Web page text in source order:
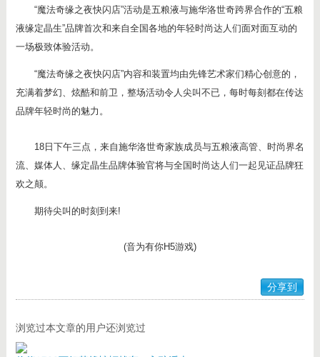
“魔法奇缘之夜快闪店”活动是五粮液与施华洛世奇跨界合作的“五粮
液缘定晶生”品牌首次和来自全国各地的年轻时尚达人们面对面互动的
一场极致体验活动。
“魔法奇缘之夜快闪店”内容和装置均由先锋艺术家们精心创意的，
充满着梦幻、炫酷和前卫，整场活动令人尖叫不已，每时每刻都在传达
品牌年轻时尚的魅力。
18日下午三点，来自施华洛世奇家族成员与五粮液高管、时尚界名
流、媒体人、缘定晶生品牌体验官将与全国时尚达人们一起见证品牌狂
欢之颠。
期待尖叫的时刻到来!
(音为有你H5游戏)
分享到
浏览过本文章的用户还浏览过